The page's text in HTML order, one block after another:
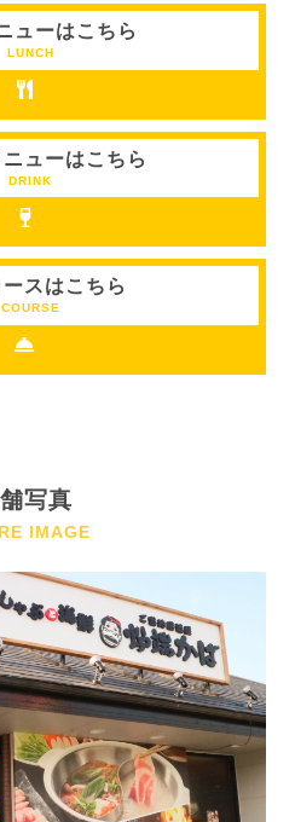
ューはこちら
LUNCH
ニューはこちら
DRINK
スはこちら
COURSE
写真
IMAGE